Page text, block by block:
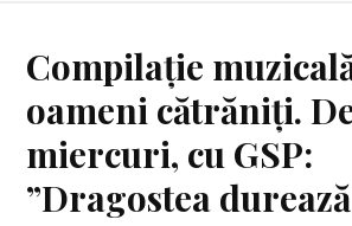
Compilație
oameni cătrăniți.
miercuri, cu GSP:
”Dragostea